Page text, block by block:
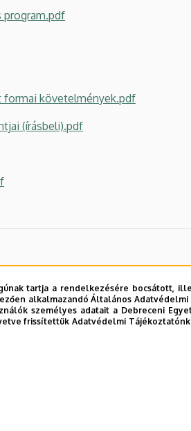
program.pdf
követelmények.pdf
(írásbeli).pdf
tartja a rendelkezésére bocsátott,
alkalmazandó Általános
személyes adatait a Debreceni
frissítettük Adatvédelmi